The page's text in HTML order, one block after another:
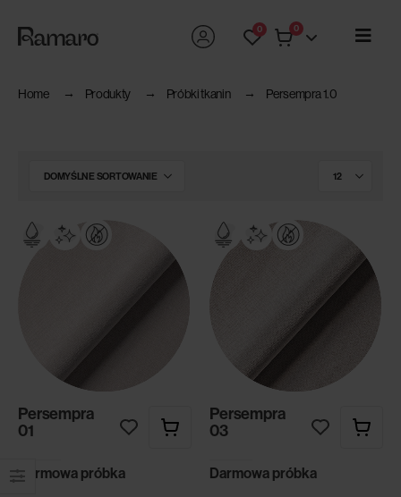
0 0
Home Produkty Próbki tkanin Persempra 1.0
Persempra
01
Darmowa próbka
Persempra
03
Darmowa próbka